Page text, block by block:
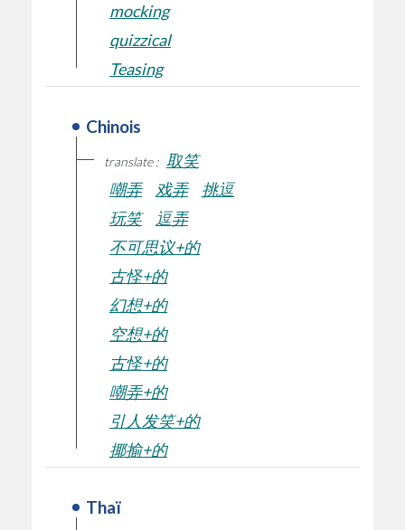
mocking
quizzical
Teasing
Chinois
translate : 取笑
嘲弄
戏弄
挑逗
玩笑
逗弄
不可思议+的
古怪+的
幻想+的
空想+的
古怪+的
嘲弄+的
引人发笑+的
揶揄+的
Thaï